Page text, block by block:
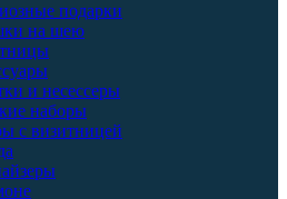
подарки
на шею
и несессеры
наборы
с визитницей